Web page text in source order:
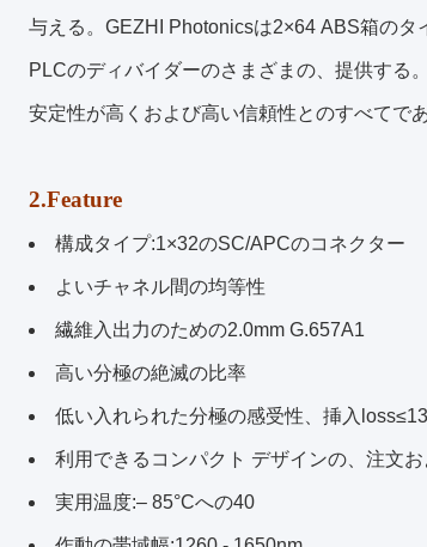
与える。GEZHI Photonicsは2×64 ABS箱の
PLCのディバイダーのさまざまの、提供する
安定性が高くおよび高い信頼性とのすべてであ
2.Feature
構成タイプ:1×32のSC/APCのコネクター
よいチャネル間の均等性
繊維入出力のための2.0mm G.657A1
高い分極の絶滅の比率
低い入れられた分極の感受性、挿入
利用できるコンパクト デザインの、注文
実用温度:– 85°Cへの40